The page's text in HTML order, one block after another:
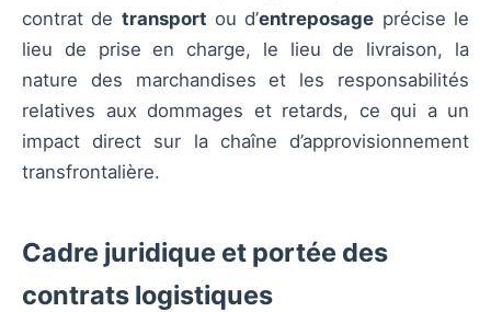
contrat de transport ou d’entreposage précise le
lieu de prise en charge, le lieu de livraison, la
nature des marchandises et les responsabilités
relatives aux dommages et retards, ce qui a un
impact direct sur la chaîne d’approvisionnement
transfrontalière.
Cadre juridique et portée des
contrats logistiques